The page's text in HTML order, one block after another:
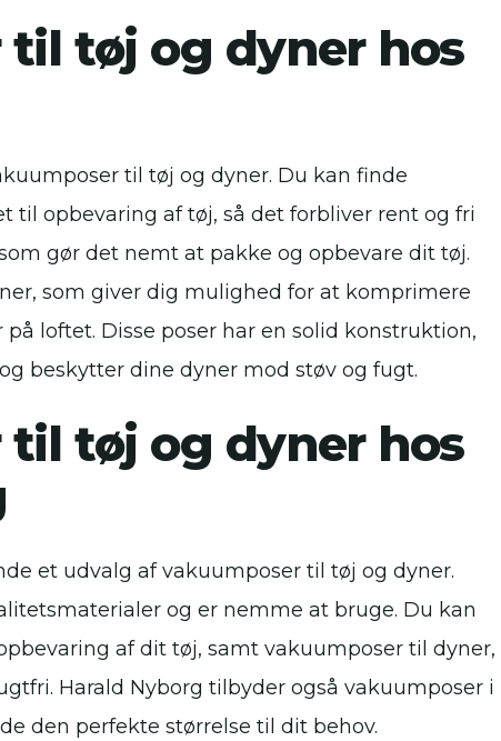
tøj og dyner hos
til tøj og dyner. Du kan finde
til opbevaring af tøj, så det forbliver rent og fri
gør det nemt at pakke og opbevare dit tøj.
som giver dig mulighed for at komprimere
loftet. Disse poser har en solid konstruktion,
beskytter dine dyner mod støv og fugt.
tøj og dyner hos
et udvalg af vakuumposer til tøj og dyner.
og er nemme at bruge. Du kan
af dit tøj, samt vakuumposer til dyner,
Harald Nyborg tilbyder også vakuumposer i
den perfekte størrelse til dit behov.